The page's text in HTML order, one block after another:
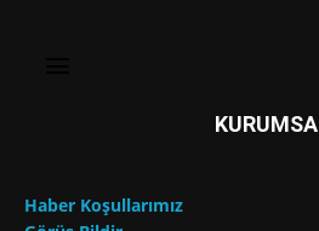
Haber Koşullarımız